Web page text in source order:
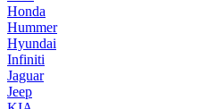
Honda
Hummer
Hyundai
Infiniti
Jaguar
Jeep